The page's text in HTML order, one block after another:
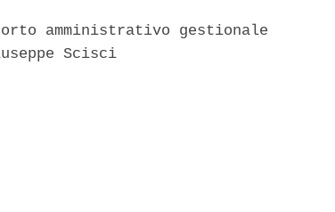
amministrativo gestionale
Scisci